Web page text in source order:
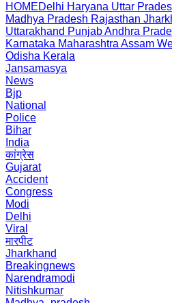
HOMEDelhi Haryana Uttar
Madhya Pradesh Rajasthan
Uttarakhand PunjabAndhra
Karnataka Maharashtra Assam
Odisha Kerala
Jansamasya
News
Bjp
National
Police
Bihar
India
कांग्रेस
Gujarat
Accident
Congress
Modi
Delhi
Viral
मारपीट
Jharkhand
Breakingnews
Narendramodi
Nitishkumar